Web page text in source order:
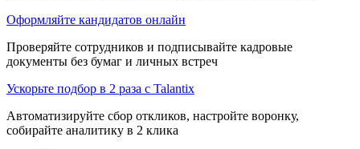
Оформляйте кандидатов онлайн
Проверяйте сотрудников и подписывайте кадровые
документы без бумаг и личных встреч
Ускорьте подбор в 2 раза с Talantix
Автоматизируйте сбор откликов, настройте воронку,
собирайте аналитику в 2 клика